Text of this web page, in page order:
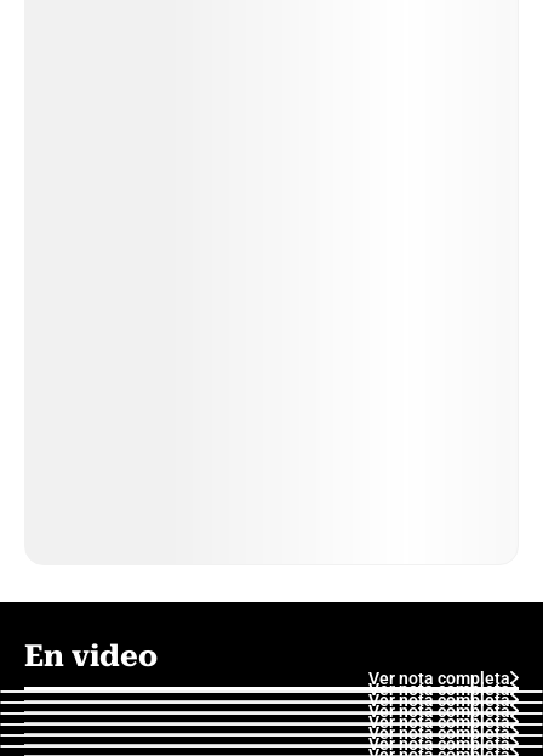
En video
Ver nota completa
Ver nota completa
Ver nota completa
Ver nota completa
Ver nota completa
Ver nota completa
Ver nota completa